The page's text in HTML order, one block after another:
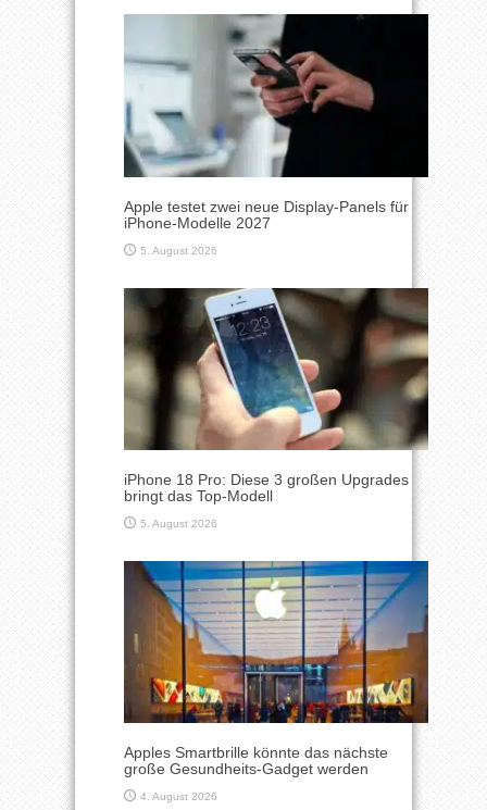
Apple testet zwei neue Display-Panels für
iPhone-Modelle 2027
5. August 2026
iPhone 18 Pro: Diese 3 großen Upgrades
bringt das Top-Modell
5. August 2026
Apples Smartbrille könnte das nächste
große Gesundheits-Gadget werden
4. August 2026